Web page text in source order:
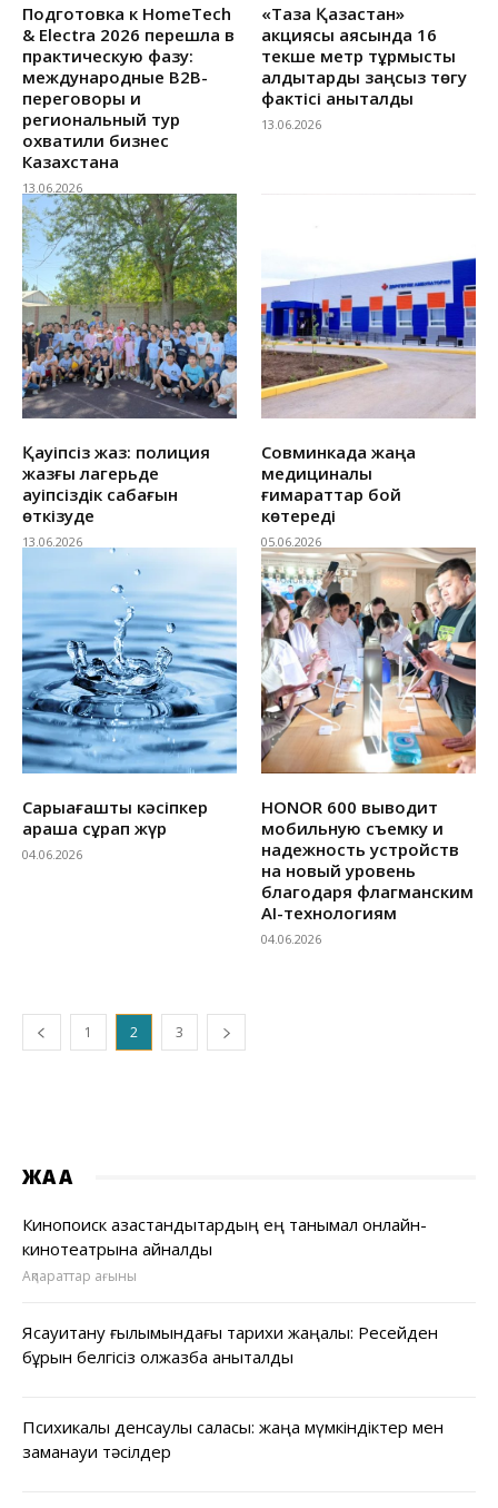
Подготовка к HomeTech
& Electra 2026 перешла в
практическую фазу:
международные B2B-
переговоры и
региональный тур
охватили бизнес
Казахстана
13.06.2026
«Таза Қазақстан»
акциясы аясында 16
текше метр тұрмыстық
қалдықтарды заңсыз төгу
фактісі анықталды
13.06.2026
Қауіпсіз жаз: полиция
жазғы лагерьде
қауіпсіздік сабағын
өткізуде
13.06.2026
Совминкада жаңа
медициналық
ғимараттар бой
көтереді
05.06.2026
Сарыағаштық кәсіпкер
араша сұрап жүр
04.06.2026
HONOR 600 выводит
мобильную съемку и
надежность устройств
на новый уровень
благодаря флагманским
AI-технологиям
04.06.2026
1 2 3
ЖАҢА
Кинопоиск қазақстандықтардың ең танымал онлайн-
кинотеатрына айналды
Ақпараттар ағыны
Ясауитану ғылымындағы тарихи жаңалық: Ресейден
бұрын белгісіз қолжазба анықталды
Психикалық денсаулық саласы: жаңа мүмкіндіктер мен
заманауи тәсілдер